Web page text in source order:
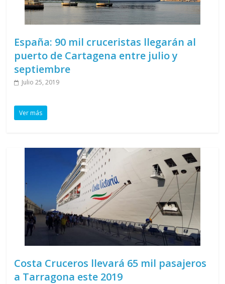
España: 90 mil cruceristas llegarán al
puerto de Cartagena entre julio y
septiembre
Julio 25, 2019
Ver más
Costa Cruceros llevará 65 mil pasajeros
a Tarragona este 2019